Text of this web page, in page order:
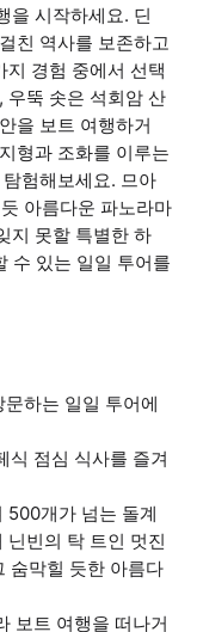
을 시작하세요. 딘
친 역사를 보존하고
지 경험 중에서 선택
우뚝 솟은 석회암 산
을 보트 여행하거
형과 조화를 이루는
험해보세요. 므아
아름다운 파노라마
지 못할 특별한 하
수 있는 일일 투어를
하는 일일 투어에
식 점심 식사를 즐겨
500개가 넘는 돌계
빈의 탁 트인 멋진
숨막힐 듯한 아름다
보트 여행을 떠나거